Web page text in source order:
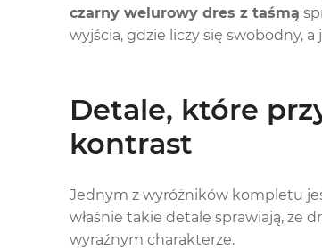
czarny welurowy dres z taśmą
wyjścia, gdzie liczy się swobodny,
Detale, które
kontrast
Jednym z wyróżników kompletu
właśnie takie detale sprawiają, że
wyraźnym charakterze.